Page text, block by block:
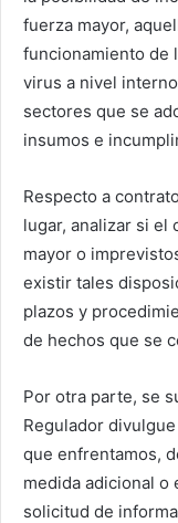
fuerza mayor,
funcionamiento de
virus a nivel
sectores que se
insumos e
Respecto a
lugar, analizar si
mayor o
existir tales
plazos y
de hechos que se
Por otra parte, se
Regulador
que enfrentamos,
medida adicional o
solicitud de